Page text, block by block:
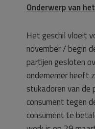
Onderwerp van
Het geschil vloeit
november / begin
partijen gesloten
ondernemer heeft
stukadoren van de
consument tegen
consument te